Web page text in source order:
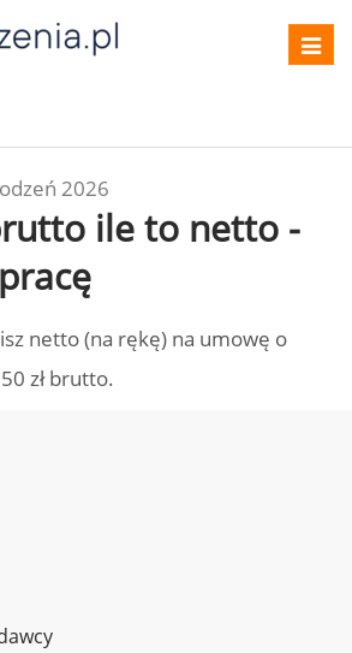
2026
ile to netto -
netto (na rękę) na umowę o
zł brutto.